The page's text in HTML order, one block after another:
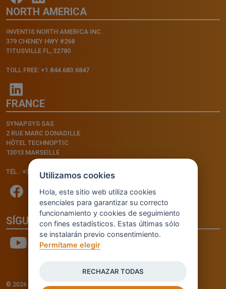
NORTH AMERICA
INVENTIS NORTH AMERICA INC.
379 CHENEY HWY #268
TITUSVILLE FL, 32780
TOLL FREE: +1.844.683.6847
FRANCE
SYNAPSYS SAS
2 RUE MARC DONADILLE
HÔTEL TECHNOPTIC
13013 MARSEILLE
TÉL.: +33.4.91.11.75.75
SÍGUENOS
© 2026 - INVENTIS S.r.l. a socio unico — P. IVA: IT03957810280
Utilizamos cookies
Hola, este sitio web utiliza cookies
esenciales para garantizar su correcto
funcionamiento y cookies de seguimiento
con fines estadísticos. Estas últimas sólo
se instalarán previo consentimiento.
Permítame elegir
RECHAZAR TODAS